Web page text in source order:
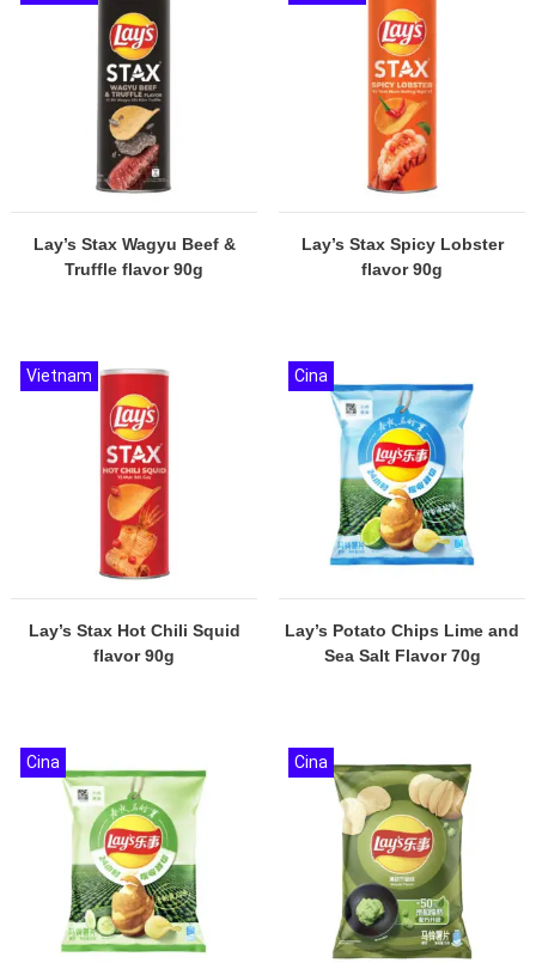
Lay’s Stax Wagyu Beef &
Truffle flavor 90g
Lay’s Stax Spicy Lobster
flavor 90g
Lay’s Stax Hot Chili Squid
flavor 90g
Vietnam
Lay’s Potato Chips Lime and
Sea Salt Flavor 70g
Cina
Cina Cina